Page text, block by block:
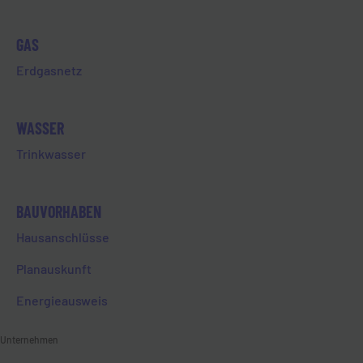
GAS
Erdgasnetz
WASSER
Trinkwasser
BAUVORHABEN
Hausanschlüsse
Planauskunft
Energieausweis
Unternehmen
Kultur
Ste.-Foy-Straße 36